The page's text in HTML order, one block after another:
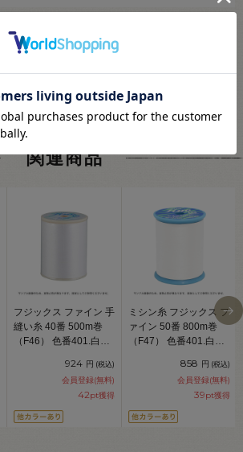
関連商品
フジックス ファイン 手
縫い糸 40番 500m巻
（F46） 色番401.白
924 円 (税込)
会員登録(無料)
42pt獲得
ミシン糸 フジックス フ
ァイン 50番 800m巻
（F47） 色番401.白
858 円 (税込)
会員登録(無料)
39pt獲得